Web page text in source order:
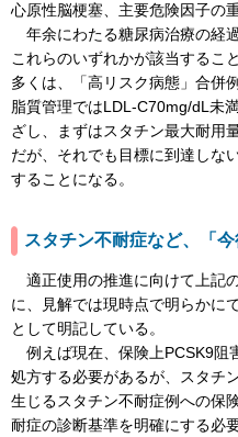
心原性脳梗塞、主要危険因子の
年余にわたる糖尿病治療の経
これらのいずれかが該当するこ
多くは、「高リスク病態」合併
脂質管理ではLDL-C70mg/dL未
ざし、まずはスタチン最大耐用
だが、それでも目標に到達しな
することになる。
スタチン不耐症など、「
適正使用の推進に向けて上記
に、見解では現時点で明らかに
として明記している。
例えば現在、保険上PCSK9阻
処方する必要があるが、スタチ
生じるスタチン不耐症例への保
耐症の診断基準を明確にする必